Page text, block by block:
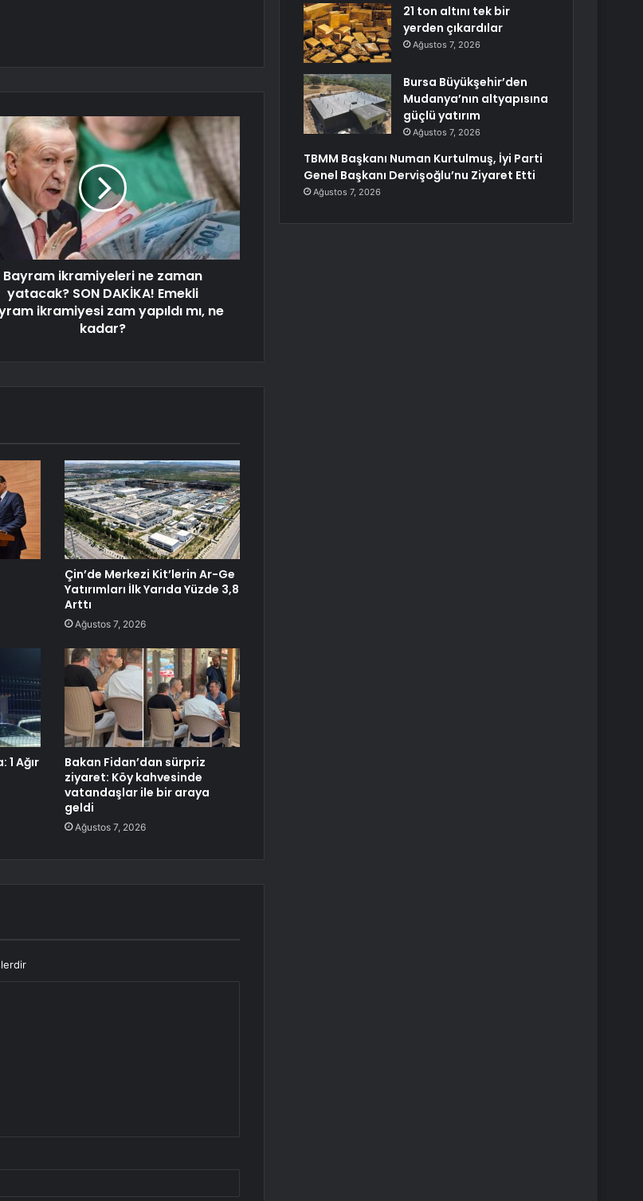
Bayram ikramiyeleri ne zaman
yatacak? SON DAKİKA! Emekli
ikramiyesi zam yapıldı mı, ne
kadar?
Çin’de Merkezi Kit’lerin Ar-Ge
Yatırımları İlk Yarıda Yüzde 3,8
Arttı
Ağustos 7, 2026
1 Ağır
Bakan Fidan’dan sürpriz
ziyaret: Köy kahvesinde
vatandaşlar ile bir araya
geldi
Ağustos 7, 2026
21 ton altını tek bir
yerden çıkardılar
Ağustos 7, 2026
Bursa Büyükşehir’den
Mudanya’nın altyapısına
güçlü yatırım
Ağustos 7, 2026
TBMM Başkanı Numan Kurtulmuş, İyi Parti
Genel Başkanı Dervişoğlu’nu Ziyaret Etti
Ağustos 7, 2026